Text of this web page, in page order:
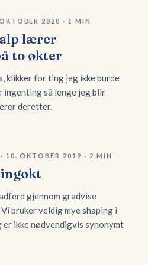
2020 ·1 MIN
lærer
to økter
klikker for ting jeg ikke burde
ingenting så lenge jeg blir
deretter.
· 10. OKTOBER 2019 · 2 MIN
gjennom gradvise
bruker veldig mye shaping i
er ikke nødvendigvis synonymt